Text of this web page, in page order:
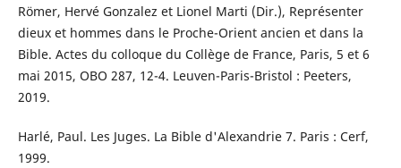
Römer, Hervé Gonzalez et Lionel Marti (Dir.), Représenter
dieux et hommes dans le Proche-Orient ancien et dans la
Bible. Actes du colloque du Collège de France, Paris, 5 et 6
mai 2015, OBO 287, 12-4. Leuven-Paris-Bristol : Peeters,
2019.
Harlé, Paul. Les Juges. La Bible d'Alexandrie 7. Paris : Cerf,
1999.